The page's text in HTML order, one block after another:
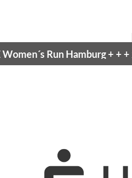
Run Hamburg+ + +